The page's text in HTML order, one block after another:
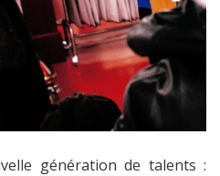
génération de talents :